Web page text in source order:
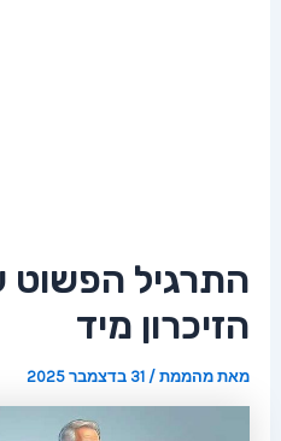
התרגיל
הזיכרון מיד
מאתמהממת/31 בדצמבר 2025